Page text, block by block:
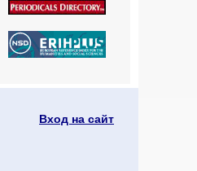
Вход на сайт